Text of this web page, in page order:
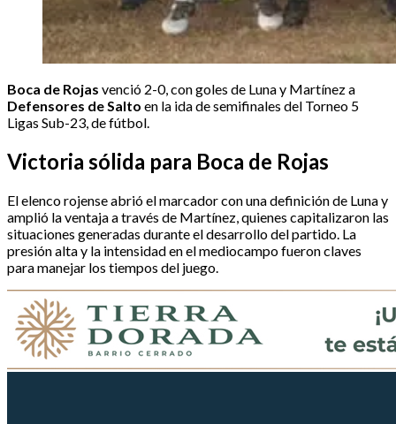
Boca de Rojas venció 2-0, con goles de Luna y Martínez a
Defensores de Salto en la ida de semifinales del Torneo 5
Ligas Sub-23, de fútbol.
Victoria sólida para Boca de Rojas
El elenco rojense abrió el marcador con una definición de Luna y
amplió la ventaja a través de Martínez, quienes capitalizaron las
situaciones generadas durante el desarrollo del partido. La
presión alta y la intensidad en el mediocampo fueron claves
para manejar los tiempos del juego.